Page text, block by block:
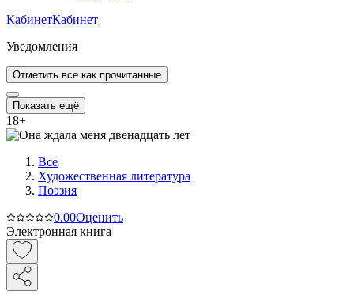
КабинетКабинет
Уведомления
Отметить все как прочитанные
Показать ещё
18+
Все
Художественная литература
Поэзия
0.00Оценить
Электронная книга